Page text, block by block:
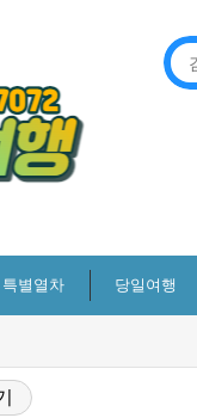
특별열차 당일여행